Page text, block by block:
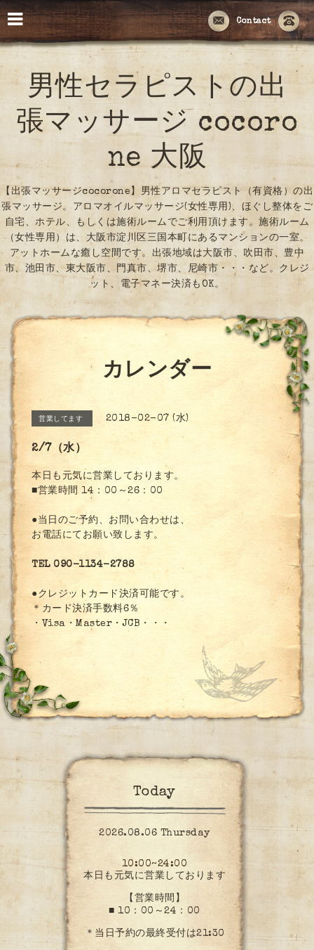
Contact
男性セラピストの出
張マッサージ cocoro
ne 大阪
【出張マッサージcocorone】男性アロマセラピスト（有資格）の出
張マッサージ。アロマオイルマッサージ(女性専用)、ほぐし整体をご
自宅、ホテル、もしくは施術ルームでご利用頂けます。施術ルーム
（女性専用）は、大阪市淀川区三国本町にあるマンションの一室。
アットホームな癒し空間です。出張地域は大阪市、吹田市、豊中
市、池田市、東大阪市、門真市、堺市、尼崎市・・・など。クレジ
ット、電子マネー決済もOK。
カレンダー
営業してます 2018-02-07 (水)
2/7（水）
本日も元気に営業しております。
■営業時間 14：00～26：00
●当日のご予約、お問い合わせは、
お電話にてお願い致します。
TEL 090-1134-2788
●クレジットカード決済可能です。
＊カード決済手数料6％
・Visa・Master・JCB・・・
Today
2026.08.06 Thursday
10:00~24:00
本日も元気に営業しております
【営業時間】
■ 10：00～24：00
＊当日予約の最終受付は21:30